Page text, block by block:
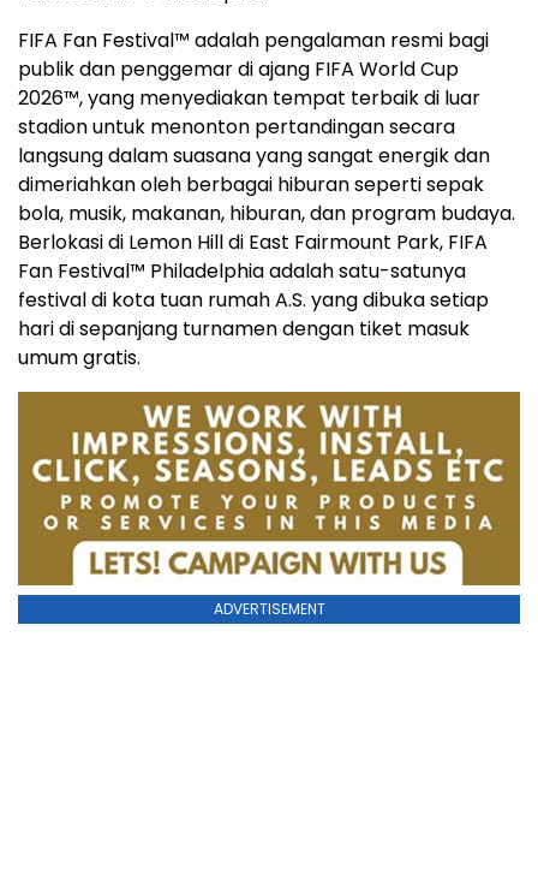
FIFA Fan Festival™ adalah pengalaman resmi bagi
publik dan penggemar di ajang FIFA World Cup
2026™, yang menyediakan tempat terbaik di luar
stadion untuk menonton pertandingan secara
langsung dalam suasana yang sangat energik dan
dimeriahkan oleh berbagai hiburan seperti sepak
bola, musik, makanan, hiburan, dan program budaya.
Berlokasi di Lemon Hill di East Fairmount Park, FIFA
Fan Festival™ Philadelphia adalah satu-satunya
festival di kota tuan rumah A.S. yang dibuka setiap
hari di sepanjang turnamen dengan tiket masuk
umum gratis.
ADVERTISEMENT